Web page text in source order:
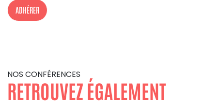
ADHÉRER
NOS CONFÉRENCES
RETROUVEZ ÉGALEMENT